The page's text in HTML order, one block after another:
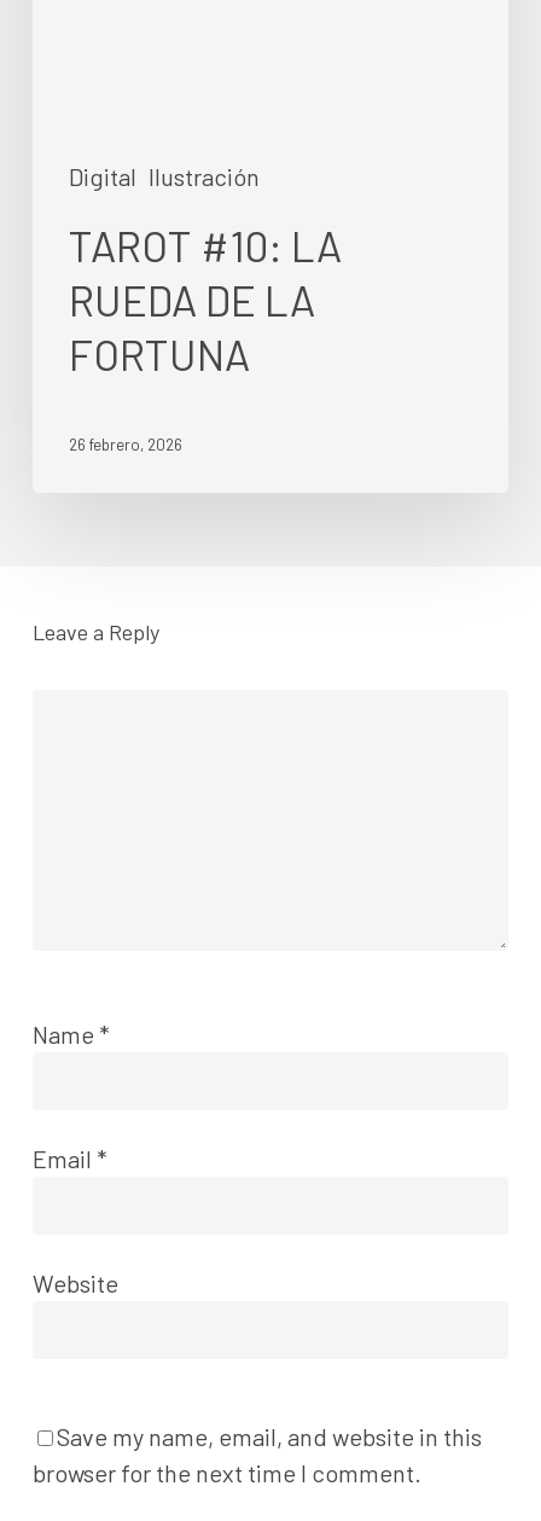
Digital Ilustración
TAROT #10: LA
RUEDA DE LA
FORTUNA
26 febrero, 2026
Leave a Reply
Name *
Email *
Website
Save my name, email, and website in this
browser for the next time I comment.